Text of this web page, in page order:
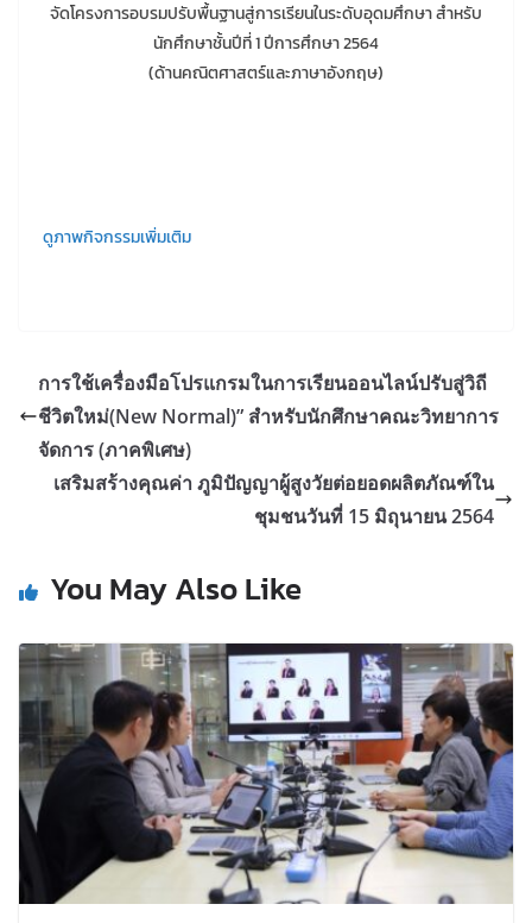
จัดโครงการอบรมปรับพื้นฐานสู่การเรียนในระดับอุดมศึกษา สำหรับ
นักศึกษาชั้นปีที่ 1 ปีการศึกษา 2564
(ด้านคณิตศาสตร์และภาษาอังกฤษ)
ดูภาพกิจกรรมเพิ่มเติม
การใช้เครื่องมือโปรแกรมในการเรียนออนไลน์ปรับสู่วิถี
ชีวิตใหม่(New Normal)” สำหรับนักศึกษาคณะวิทยาการ
จัดการ (ภาคพิเศษ)
เสริมสร้างคุณค่า ภูมิปัญญาผู้สูงวัยต่อยอดผลิตภัณฑ์ใน
ชุมชนวันที่ 15 มิถุนายน 2564
You May Also Like